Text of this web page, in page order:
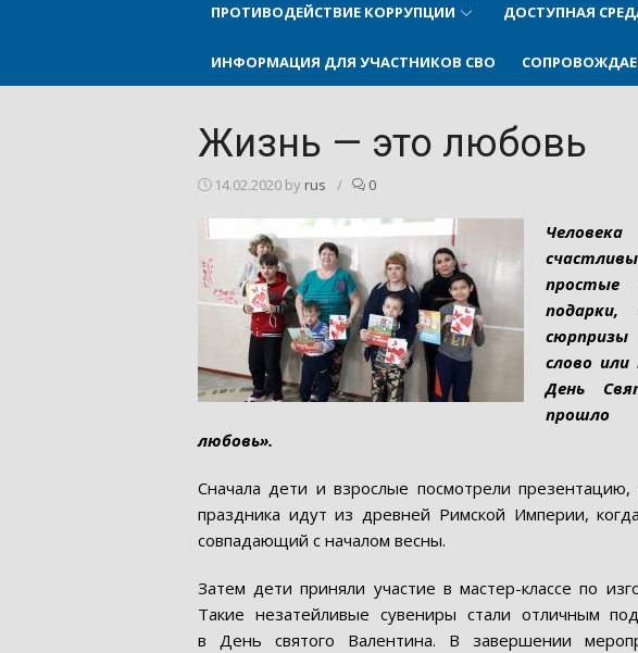
ПРОТИВОДЕЙСТВИЕ КОРРУПЦИИ ДОСТУПНАЯ
ИНФОРМАЦИЯ ДЛЯ УЧАСТНИКОВ СВО
Жизнь — это любовь
14.02.2020 by rus / 0
подарки,
слово
День
прошло
любовь».
Сначала дети и взрослые посмотрели
праздника идут из древней Римской Империи,
совпадающий с началом весны.
Затем дети приняли участие в мастер-классе по
Такие незатейливые сувениры стали отличным
в День святого Валентина. В завершении